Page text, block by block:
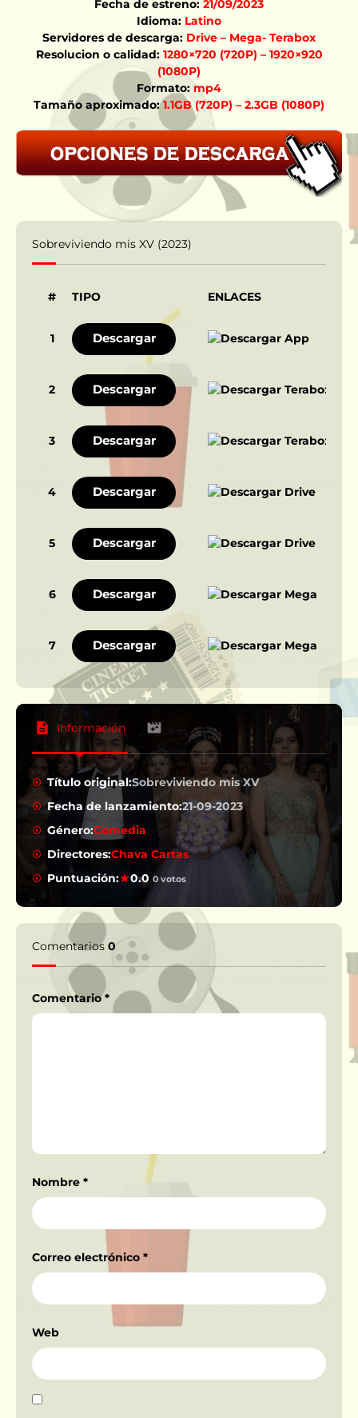
Fecha de estreno: 21/09/2023
Idioma: Latino
Servidores de descarga: Drive – Mega- Terabox
Resolucion o calidad: 1280×720 (720P) – 1920×920
(1080P)
Formato: mp4
Tamaño aproximado: 1.1GB (720P) – 2.3GB (1080P)
Sobreviviendo mis XV (2023)
# TIPO ENLACES
1 Descargar
2 Descargar
3 Descargar
4 Descargar
5 Descargar
6 Descargar
7 Descargar
Información
Título original:Sobreviviendo mis XV
Fecha de lanzamiento:21-09-2023
Género:Comedia
Directores:Chava Cartas
Puntuación:
0.0 0 votos
Comentarios 0
Comentario*
Nombre *
Correo electrónico *
Web